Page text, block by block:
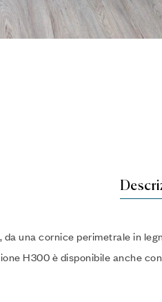
una cornice perimetrale in
H300 è disponibile anche